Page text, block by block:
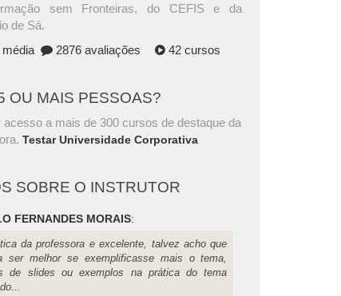
sem Fronteiras, do CEFIS e da
de Sá.
2876 avaliações 42 cursos
OU MAIS PESSOAS?
acesso a mais de 300 cursos de destaque da
Testar Universidade Corporativa
SOBRE O INSTRUTOR
FERNANDES MORAIS:
da professora e excelente, talvez acho que
ser melhor se exemplificasse mais o tema,
de slides ou exemplos na prática do tema